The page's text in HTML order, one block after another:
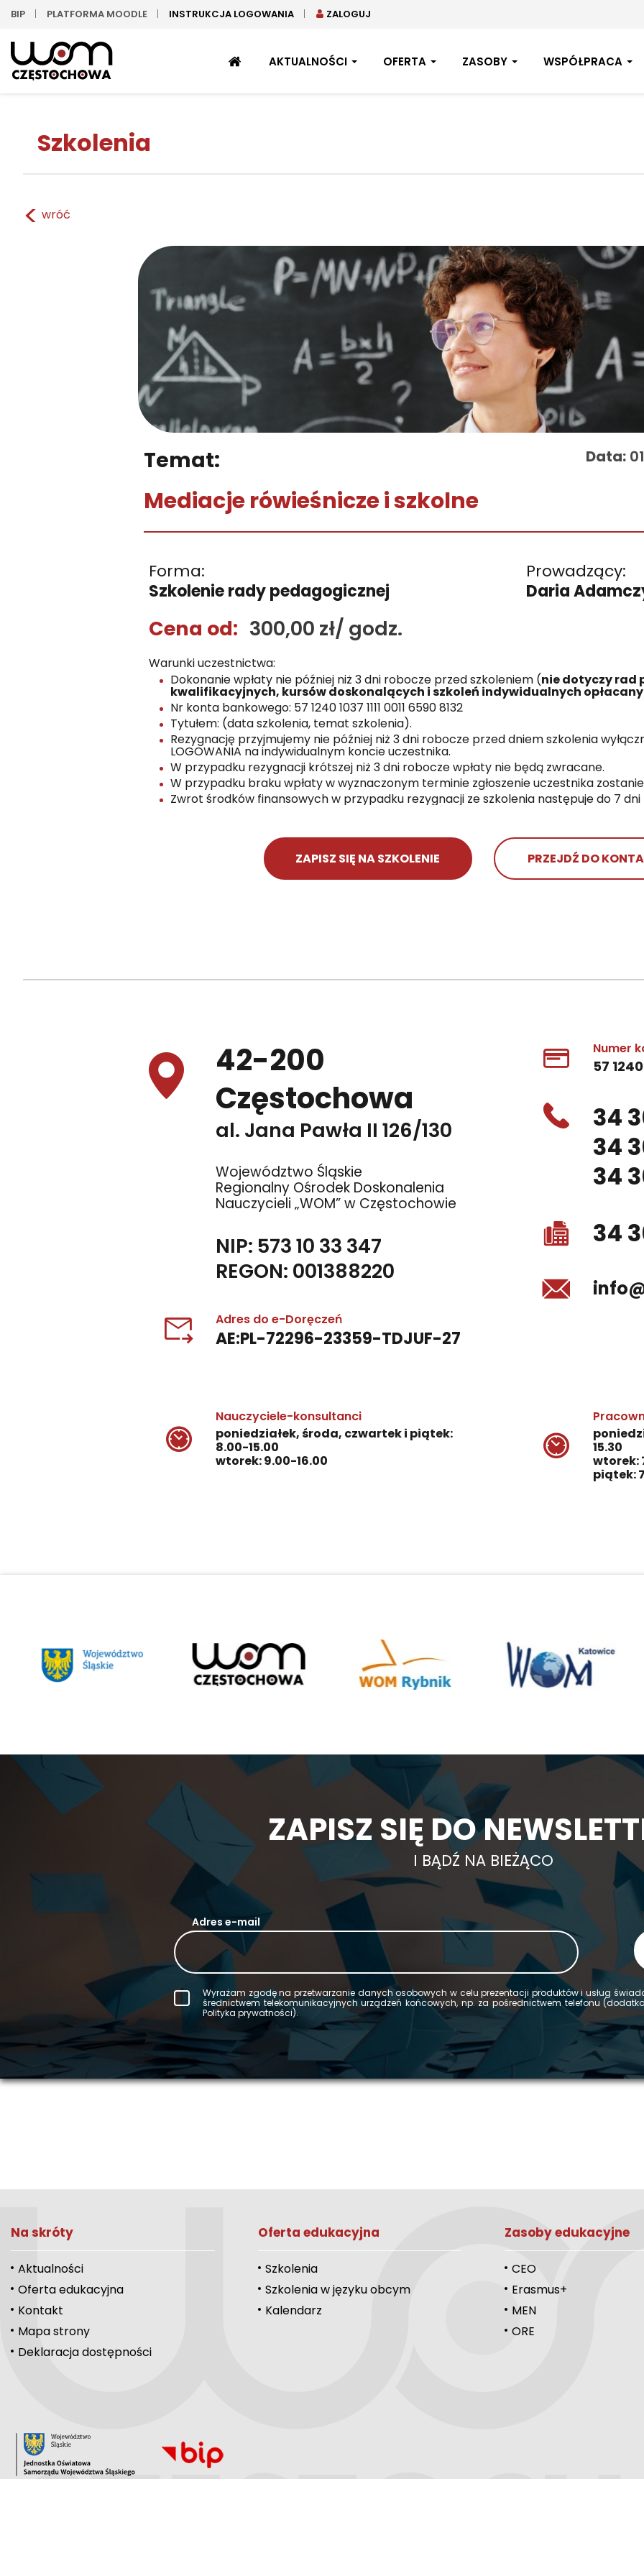
BIP PLATFORMA MOODLE INSTRUKCJA LOGOWANIA ZALOGUJ
STRONAAKTUALNOŚCI OFERTA ZASOBY WSPÓŁPRACA
Szkolenia
< wróć
Temat: Data:
Mediacje rówieśnicze i szkolne
Forma:
Szkolenie rady pedagogicznej
Prowadzący:
Daria
Cena od: 300,00 zł/ godz.
Warunki uczestnictwa:
Dokonanie wpłaty nie później niż 3 dni robocze przed szkoleniem (nie dotyczy rad
kwalifikacyjnych, kursów doskonalących i szkoleń indywidualnych
Nr konta bankowego: 57 1240 1037 1111 0011 6590 8132
Tytułem: (data szkolenia, temat szkolenia).
Rezygnację przyjmujemy nie później niż 3 dni robocze przed dniem szkolenia
LOGOWANIA na indywidualnym koncie uczestnika.
W przypadku rezygnacji krótszej niż 3 dni robocze wpłaty nie będą zwracane.
W przypadku braku wpłaty w wyznaczonym terminie zgłoszenie uczestnika
Zwrot środków finansowych w przypadku rezygnacji ze szkolenia następuje do 7
ZAPISZ SIĘ NA SZKOLENIE PRZEJDŹ DO
42-200
Częstochowa
al. Jana Pawła II 126/130
Województwo Śląskie
Regionalny Ośrodek Doskonalenia
Nauczycieli „WOM” w Częstochowie
NIP: 573 10 33 347
REGON: 001388220
Adres do e-Doręczeń
AE:PL-72296-23359-TDJUF-27
Numer
57 1240
34
34
34
34
Nauczyciele-konsultanci
poniedziałek, środa, czwartek i piątek:
8.00-15.00
wtorek: 9.00-16.00
15.30
wtorek:
piątek:
ZAPISZ SIĘ DO
I BĄDŹ NA BIEŻĄCO
Adres e-mail
Wy­ra­żam zgodę na prze­twa­rza­nie da­nych oso­bo­wych w celu pre­zen­ta­cji pro­duk­tów i usług
śred­nic­twem te­le­ko­mu­ni­ka­cyj­nych urzą­dzeń koń­co­wych, np. za po­śred­nic­twem te­le­fo­nu
Po­li­ty­ka pry­wat­no­ści).
Na skróty
Aktualności
Oferta edukacyjna
Kontakt
Mapa strony
Deklaracja dostępności
Oferta edukacyjna
Szkolenia
Szkolenia w języku obcym
Kalendarz
Zasoby edukacyjne
CEO
Erasmus+
MEN
ORE